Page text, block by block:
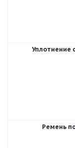
Уплотнение
Ремень